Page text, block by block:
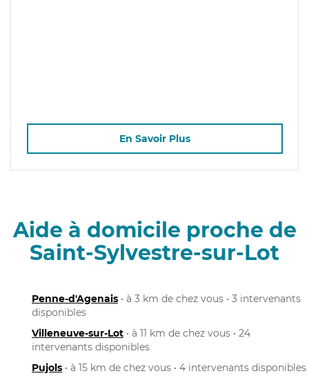
En Savoir Plus
Aide à domicile proche de
Saint-Sylvestre-sur-Lot
Penne-d'Agenais • à 3 km de chez vous • 3 intervenants
disponibles
Villeneuve-sur-Lot • à 11 km de chez vous • 24
intervenants disponibles
Pujols • à 15 km de chez vous • 4 intervenants disponibles